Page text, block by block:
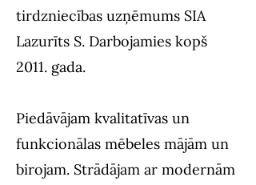
tirdzniecības uzņēmums SIA
Lazurīts S. Darbojamies kopš
2011. gada.
Piedāvājam kvalitatīvas un
funkcionālas mēbeles mājām un
birojam. Strādājam ar modernām